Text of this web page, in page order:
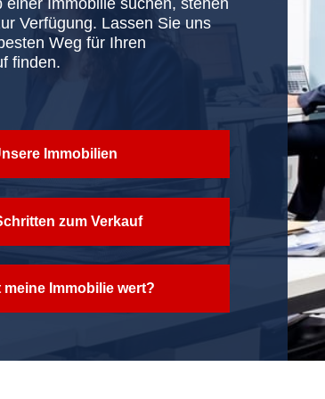
einer Immobilie suchen, stehen
Verfügung. Lassen Sie uns
Weg für Ihren
finden.
Immobilien
zum Verkauf
meine Immobilie wert?